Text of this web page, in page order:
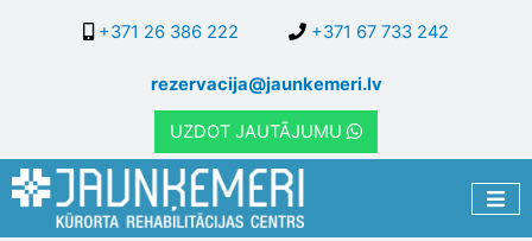
основному
содержанию
+371 26 386 222 +371 67 733 242
rezervacija@jaunkemeri.lv
UZDOT JAUTĀJUMU